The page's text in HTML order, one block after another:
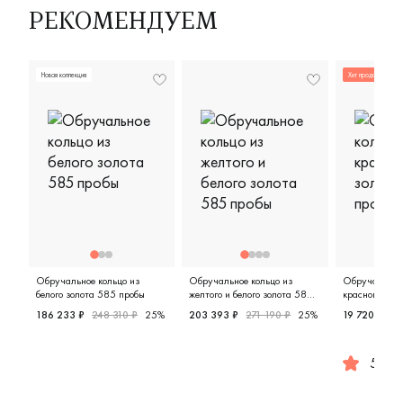
РЕКОМЕНДУЕМ
Новая коллекция
Обручальное кольцо из
белого золота 585 пробы
Мужские, парные, белое золото 585 пробы,
186 233 ₽ 248 310 ₽ 25%
Обручальное кольцо из
желтого и белого золота 585
Женские, парные, желтое и
203 393 ₽ 271 190 ₽ 25%
Хит продаж
красного
19 720 ₽
5.0